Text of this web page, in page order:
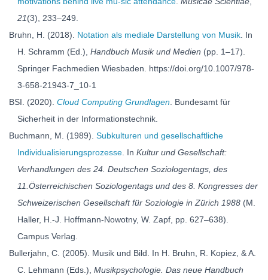
21(3), 233–249.
Bruhn, H. (2018). Notation als mediale Darstellung von Musik . In
H. Schramm (Ed.), Handbuch Musik und Medien (pp. 1–17).
Springer Fachmedien Wiesbaden. https://doi.org/10.1007/978-
3-658-21943-7_10-1
BSI. (2020). Cloud Computing Grundlagen . Bundesamt für
Sicherheit in der Informationstechnik.
Buchmann, M. (1989). Subkulturen und gesellschaftliche
Individualisierungsprozesse . In Kultur und Gesellschaft:
Verhandlungen des 24. Deutschen Soziologentags, des
11.Österreichischen Soziologentags und des 8. Kongresses der
Schweizerischen Gesellschaft für Soziologie in Zürich 1988 (M.
Haller, H.-J. Hoffmann-Nowotny, W. Zapf, pp. 627–638).
Campus Verlag.
Bullerjahn, C. (2005). Musik und Bild. In H. Bruhn, R. Kopiez, & A.
C. Lehmann (Eds.), Musikpsychologie. Das neue Handbuch